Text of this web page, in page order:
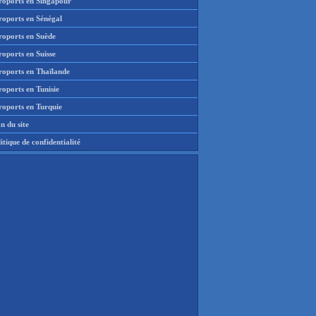
en Sénégal
en Suède
en Suisse
en Thaïlande
en Tunisie
en Turquie
du site
de confidentialité